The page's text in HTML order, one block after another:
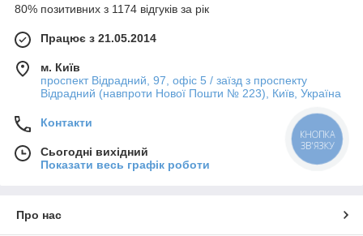
80% позитивних з 1174 відгуків за рік
Працює з 21.05.2014
м. Київ
проспект Відрадний, 97, офіс 5 / заїзд з проспекту
Відрадний (навпроти Нової Пошти № 223), Київ, Україна
Контакти
Сьогодні вихідний
Показати весь графік роботи
Про нас
КНОПКА
ЗВ'ЯЗКУ